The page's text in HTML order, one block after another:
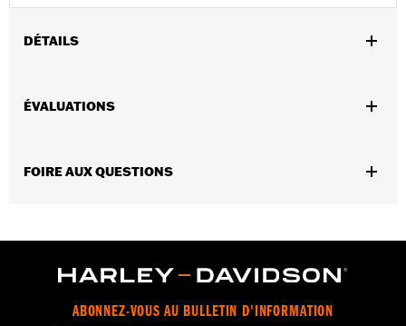
DÉTAILS
Dimension Description:
ÉVALUATIONS
FOIRE AUX QUESTIONS
ABONNEZ-VOUS AU BULLETIN D'INFORMATION